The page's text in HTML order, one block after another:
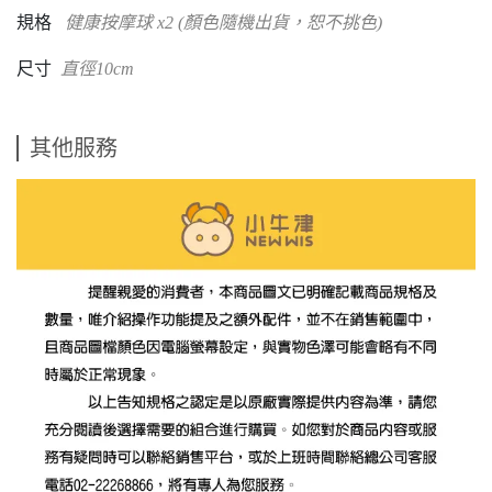
規格 健康按摩球 x2 (顏色隨機出貨，恕不挑色)
尺寸 直徑10cm
其他服務